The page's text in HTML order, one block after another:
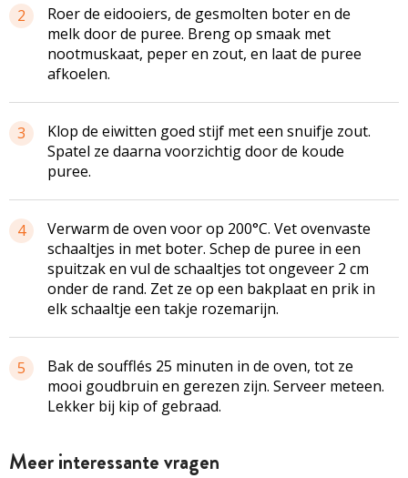
2 Roer de eidooiers, de gesmolten boter en de
melk door de puree. Breng op smaak met
nootmuskaat, peper en zout, en laat de puree
afkoelen.
3
Klop de eiwitten goed stijf met een snuifje zout.
Spatel ze daarna voorzichtig door de koude
puree.
4 Verwarm de oven voor op 200°C. Vetovenvaste
schaaltjes in met boter. Schep de puree in een
spuitzak en vul de schaaltjes tot ongeveer 2 cm
onder de rand. Zet ze op een bakplaat en prik in
elk schaaltje een takje rozemarijn.
5 Bak de soufflés 25 minuten in de oven, tot ze
mooi goudbruin en gerezen zijn. Serveer meteen.
Lekker bij kip of gebraad.
Meer interessante vragen